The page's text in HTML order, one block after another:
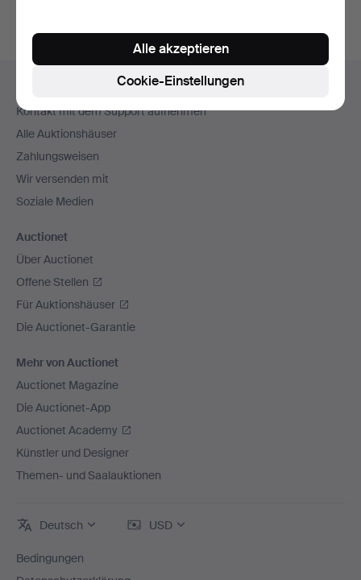
Fußzeilen-
Navigation
Kontakt mit dem Support aufnehmen
Alle Auktionshäuser
Zahlungsweisen
Wir versenden mit
Soziale Medien
Auctionet
Über Auctionet
Offene Stellen
Für Auktionshäuser
Die Auctionet-Garantie
Mehr von Auctionet
Auctionet Magazine
Die Auctionet-App
Auctionet Academy
Künstler und Designer
Themen- und Saalauktionen
Deutsch USD
Bedingungen
Cookie-Einstellungen
Alle akzeptieren